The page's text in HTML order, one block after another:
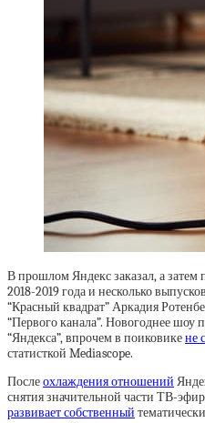
В прошлом Яндекс заказал, а затем
2018-2019 года и несколько
“Красный квадрат” Аркадия
“Первого канала”. Новогоднее шоу
“Яндекса”, впрочем в поиковикене
статисткой Mediascope.
Послеохлаждения отношений
снятия значительной части ТВ-
развивает собственный